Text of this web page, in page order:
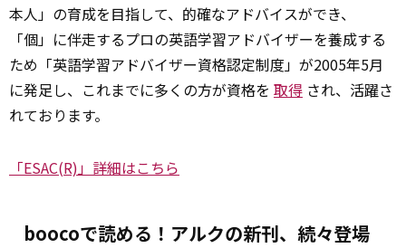
本人」の育成を目指して、的確なアドバイスができ、
「個」に伴走するプロの英語学習アドバイザーを養成する
ため「英語学習アドバイザー資格認定制度」が2005年5月
に発足し、これまでに多くの方が資格を 取得 され、活躍さ
れております。
「ESAC(R)」詳細はこちら
boocoで読める！アルクの新刊、続々登場